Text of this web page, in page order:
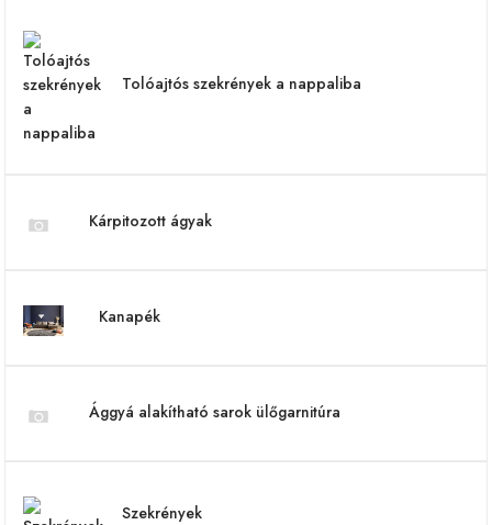
Tolóajtós szekrények a nappaliba
Kárpitozott ágyak
Kanapék
Ággyá alakítható sarok ülőgarnitúra
Szekrények